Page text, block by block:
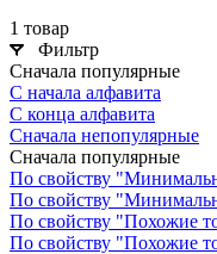
1 товар
Фильтр
Сначала популярные
С начала алфавита
С конца алфавита
Сначала непопулярные
Сначала популярные
По свойству
По свойству
По свойству "Похожие
По свойству "Похожие